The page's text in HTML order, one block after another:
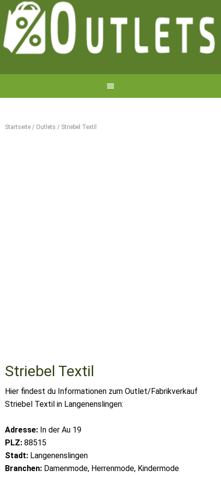
Startseite / Outlets / Striebel Textil
Striebel Textil
Hier findest du Informationen zum Outlet/Fabrikverkauf
Striebel Textil in Langenenslingen:
Adresse: In der Au 19
PLZ: 88515
Stadt: Langenenslingen
Branchen: Damenmode, Herrenmode, Kindermode